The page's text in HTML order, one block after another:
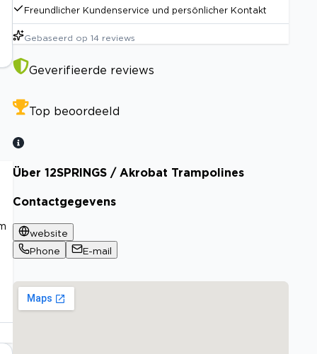
Freundlicher Kundenservice und persönlicher Kontakt
Gebaseerd op 14 reviews
Geverifieerde reviews
Top beoordeeld
Über 12SPRINGS / Akrobat Trampolines
Contactgegevens
website
Phone
E-mail